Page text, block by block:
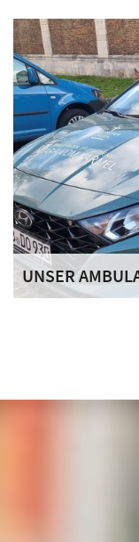
Quartier“ möchten
Stadtteil stärken,
Menschen
Nachbarschaft
UNSER